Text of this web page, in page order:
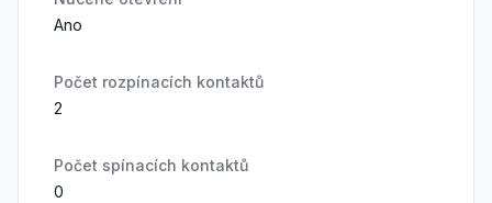
Ano
Počet rozpínacích kontaktů
2
Počet spínacích kontaktů
0